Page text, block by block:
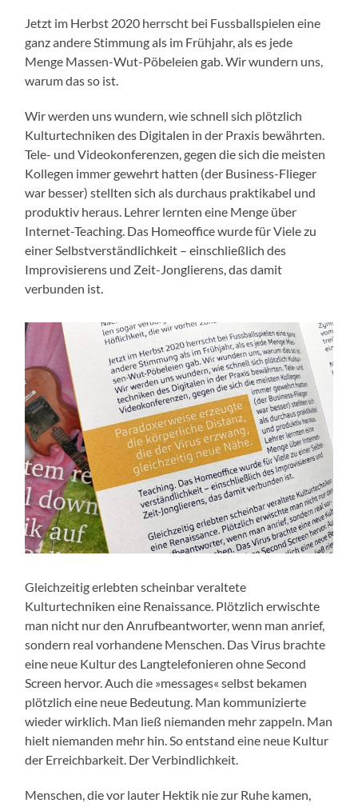
Jetzt im Herbst 2020 herrscht bei Fussballspielen eine
ganz andere Stimmung als im Frühjahr, als es jede
Menge Massen-Wut-Pöbeleien gab. Wir wundern uns,
warum das so ist.
Wir werden uns wundern, wie schnell sich plötzlich
Kulturtechniken des Digitalen in der Praxis bewährten.
Tele- und Videokonferenzen, gegen die sich die meisten
Kollegen immer gewehrt hatten (der Business-Flieger
war besser) stellten sich als durchaus praktikabel und
produktiv heraus. Lehrer lernten eine Menge über
Internet-Teaching. Das Homeoffice wurde für Viele zu
einer Selbstverständlichkeit – einschließlich des
Improvisierens und Zeit-Jonglierens, das damit
verbunden ist.
Gleichzeitig erlebten scheinbar veraltete
Kulturtechniken eine Renaissance. Plötzlich erwischte
man nicht nur den Anrufbeantworter, wenn man anrief,
sondern real vorhandene Menschen. Das Virus brachte
eine neue Kultur des Langtelefonieren ohne Second
Screen hervor. Auch die »messages« selbst bekamen
plötzlich eine neue Bedeutung. Man kommunizierte
wieder wirklich. Man ließ niemanden mehr zappeln. Man
hielt niemanden mehr hin. So entstand eine neue Kultur
der Erreichbarkeit. Der Verbindlichkeit.
Menschen, die vor lauter Hektik nie zur Ruhe kamen,